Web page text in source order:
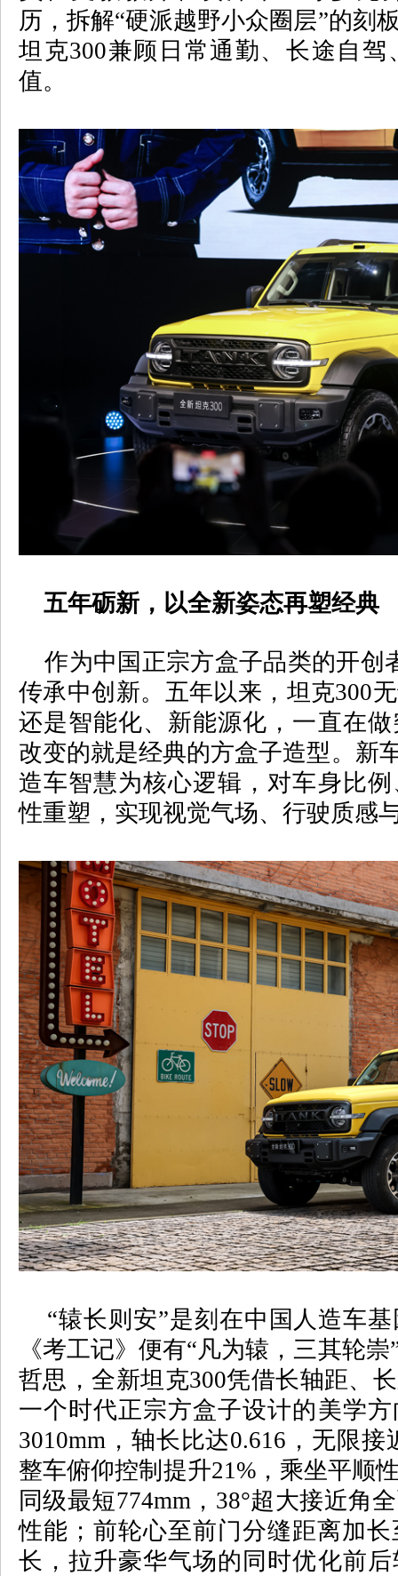
历，拆解“硬派越野小众圈层”的刻
坦克300兼顾日常通勤、长途自驾
值。
五年砺新，以全新姿态再塑经典
作为中国正宗方盒子品类的开创
传承中创新。五年以来，坦克300
还是智能化、新能源化，一直在
改变的就是经典的方盒子造型。新
造车智慧为核心逻辑，对车身比
性重塑，实现视觉气场、行驶质感
“辕长则安”是刻在中国人造车
《考工记》便有“凡为辕，三其轮崇
哲思，全新坦克300凭借长轴距、
一个时代正宗方盒子设计的美学
3010mm ，轴长比达0.616 ，无限接
整车俯仰控制提升21%，乘坐平顺
同级最短774mm ， 38°超大接近角
性能；前轮心至前门分缝距离加长
长，拉升豪华气场的同时优化前